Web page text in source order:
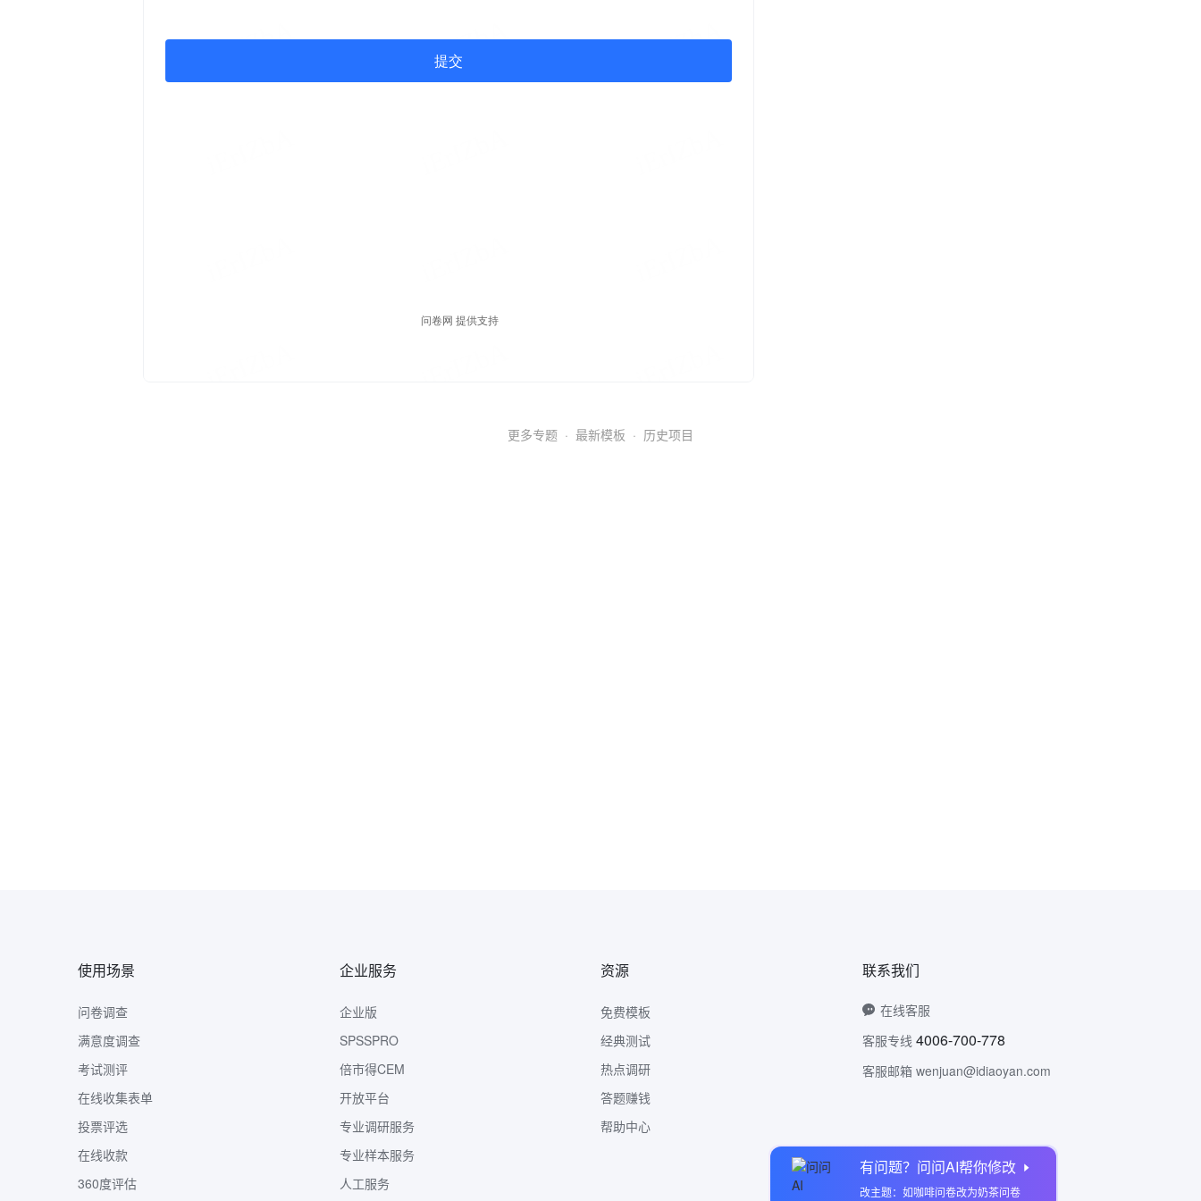
有问题？问问AI帮你修改
改主题：如咖啡问卷改为奶茶问卷
更多专题 · 最新模板 · 历史项目
使用场景
问卷调查
满意度调查
考试测评
在线收集表单
投票评选
在线收款
360度评估
企业服务
企业版
SPSSPRO
倍市得CEM
开放平台
专业调研服务
专业样本服务
人工服务
资源
免费模板
经典测试
热点调研
答题赚钱
帮助中心
联系我们
在线客服
客服专线 4006-700-778
客服邮箱 wenjuan@idiaoyan.com
问卷网公众号